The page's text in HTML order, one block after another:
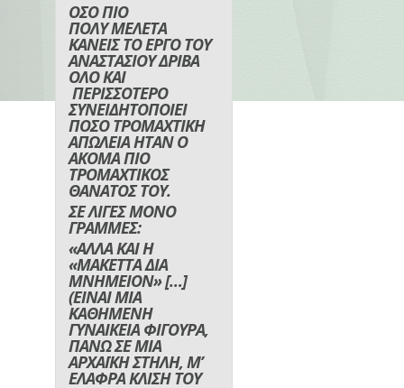
ΟΣΟ ΠΙΟ
ΠΟΛΥ ΜΕΛΕΤΑ
ΚΑΝΕΙΣ ΤΟ ΕΡΓΟ ΤΟΥ
ΑΝΑΣΤΑΣΙΟΥ ΔΡΙΒΑ
ΟΛΟ ΚΑΙ
ΠΕΡΙΣΣΟΤΕΡΟ
ΣΥΝΕΙΔΗΤΟΠΟΙΕΙ
ΠΟΣΟ ΤΡΟΜΑΧΤΙΚΗ
ΑΠΩΛΕΙΑ ΗΤΑΝ Ο
ΑΚΟΜΑ ΠΙΟ
ΤΡΟΜΑΧΤΙΚΟΣ
ΘΑΝΑΤΟΣ ΤΟΥ.
ΣΕ ΛΙΓΕΣ ΜΟΝΟ
ΓΡΑΜΜΕΣ:
«ΑΛΛΑ ΚΑΙ Η
«ΜΑΚΕΤΤΑ ΔΙΑ
ΜΝΗΜΕΙΟΝ» […]
(ΕΙΝΑΙ ΜΙΑ
ΚΑΘΗΜΕΝΗ
ΓΥΝΑΙΚΕΙΑ ΦΙΓΟΥΡΑ,
ΠΑΝΩ ΣΕ ΜΙΑ
ΑΡΧΑΪΚΗ ΣΤΗΛΗ, Μ’
ΕΛΑΦΡΑ ΚΛΙΣΗ ΤΟΥ